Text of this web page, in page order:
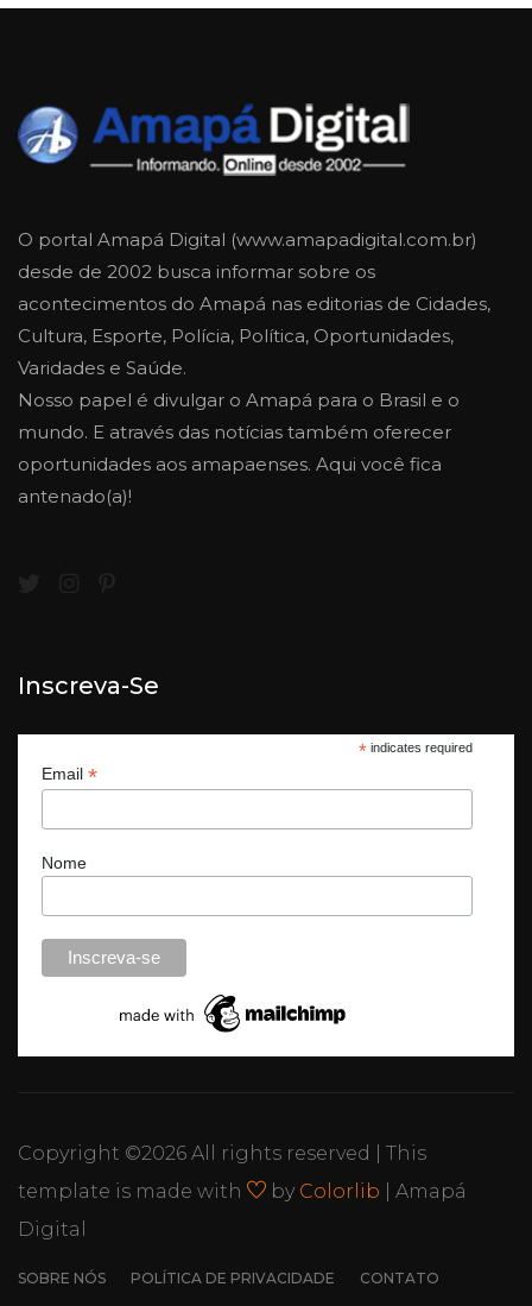
O portal Amapá Digital (www.amapadigital.com.br)
desde de 2002 busca informar sobre os
acontecimentos do Amapá nas editorias de Cidades,
Cultura, Esporte, Polícia, Política, Oportunidades,
Varidades e Saúde.
Nosso papel é divulgar o Amapá para o Brasil e o
mundo. E através das notícias também oferecer
oportunidades aos amapaenses. Aqui você fica
antenado(a)!
Inscreva-Se
*indicates required
Email *
Nome
Copyright ©2026 All rights reserved | This
template is made with
by Colorlib | Amapá
Digital
SOBRE NÓS POLÍTICA DE PRIVACIDADE CONTATO